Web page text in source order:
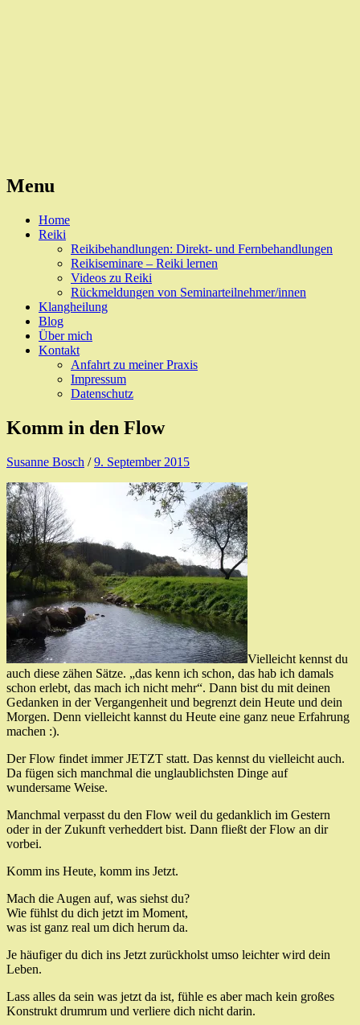
Menu
Skip
Home
Reiki
Reikibehandlungen: Direkt- und Fernbehandlungen
Reikiseminare – Reiki lernen
Videos zu Reiki
Rückmeldungen von Seminarteilnehmer/innen
Klangheilung
Blog
Über mich
Kontakt
Anfahrt zu meiner Praxis
Impressum
Datenschutz
Komm in den Flow
Susanne Bosch /9. September 2015
Vielleicht kennst du
auch diese zähen Sätze. „das kenn ich schon, das hab ich damals
schon erlebt, das mach ich nicht mehr“. Dann bist du mit deinen
Gedanken in der Vergangenheit und begrenzt dein Heute und dein
Morgen. Denn vielleicht kannst du Heute eine ganz neue Erfahrung
machen :).
Der Flow findet immer JETZT statt. Das kennst du vielleicht auch.
Da fügen sich manchmal die unglaublichsten Dinge auf
wundersame Weise.
Manchmal verpasst du den Flow weil du gedanklich im Gestern
oder in der Zukunft verheddert bist. Dann fließt der Flow an dir
vorbei.
Komm ins Heute, komm ins Jetzt.
Mach die Augen auf, was siehst du?
Wie fühlst du dich jetzt im Moment,
was ist ganz real um dich herum da.
Je häufiger du dich ins Jetzt zurückholst umso leichter wird dein
Leben.
Lass alles da sein was jetzt da ist, fühle es aber mach kein großes
Konstrukt drumrum und verliere dich nicht darin.